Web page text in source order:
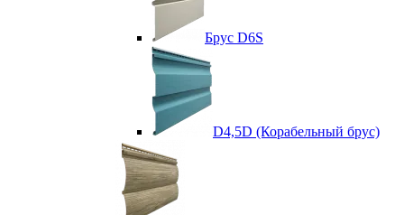
Брус D6S
D4,5D (Корабельный брус)